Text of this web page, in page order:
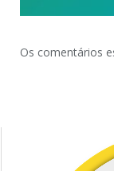
Os comentários